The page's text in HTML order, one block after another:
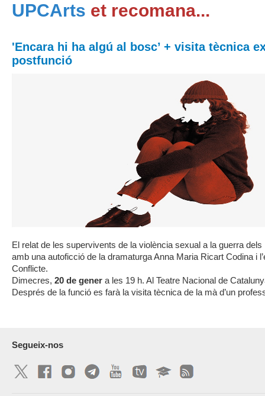
UPCArts et recomana...
'Encara hi ha algú al bosc’ + visita tècnica
postfunció
El relat de les supervivents de la violència sexual a la guerra
amb una autoficció de la dramaturga Anna Maria Ricart Codina i
Conflicte.
Dimecres, 20 de gener a les 19 h. Al Teatre Nacional de
Després de la funció es farà la visita tècnica de la mà d’un
Segueix-nos